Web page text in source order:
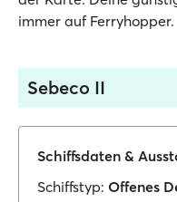
immer auf Ferryhopper.
Sebeco II
Schiffsdaten &
Schiffstyp: Offenes